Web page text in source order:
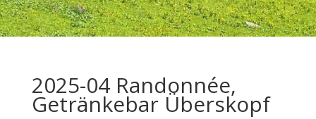
2025-04 Randonnée,
Getränkebar Überskopf